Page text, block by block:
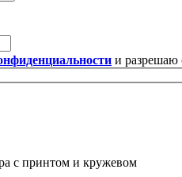
и разрешаю
с принтом и кружевом